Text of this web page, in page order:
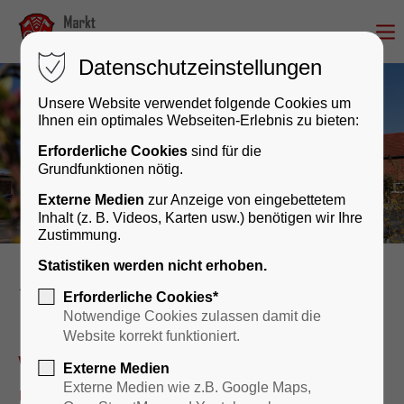
Rathaus & Bürgerservice
Wir sind für Sie da – persönlich
und digital!
Datenschutzeinstellungen
Unsere Website verwendet folgende Cookies um
Ihnen ein optimales Webseiten-Erlebnis zu bieten:
Erforderliche Cookies sind für die
Grundfunktionen nötig.
Externe Medien zur Anzeige von eingebettetem
Inhalt (z. B. Videos, Karten usw.) benötigen wir Ihre
Zustimmung.
Statistiken werden nicht erhoben.
Erforderliche Cookies*
Notwendige Cookies zulassen damit die
Website korrekt funktioniert.
Externe Medien
Externe Medien wie z.B. Google Maps,